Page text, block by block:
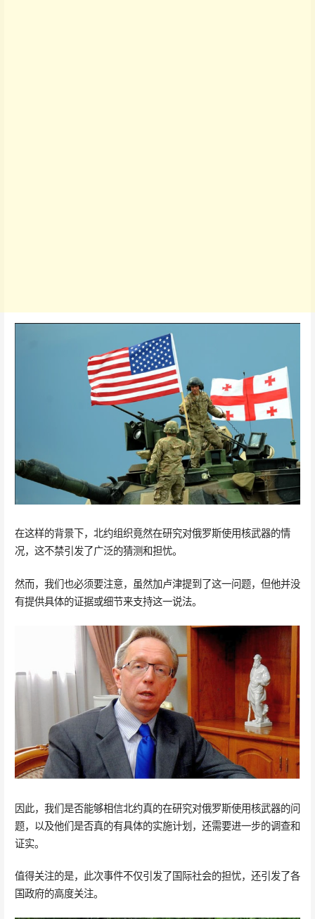
在这样的背景下，北约组织竟然在研究对俄罗斯使用核武器的情
况，这不禁引发了广泛的猜测和担忧。
然而，我们也必须要注意，虽然加卢津提到了这一问题，但他并没
有提供具体的证据或细节来支持这一说法。
因此，我们是否能够相信北约真的在研究对俄罗斯使用核武器的问
题，以及他们是否真的有具体的实施计划，还需要进一步的调查和
证实。
值得关注的是，此次事件不仅引发了国际社会的担忧，还引发了各
国政府的高度关注。